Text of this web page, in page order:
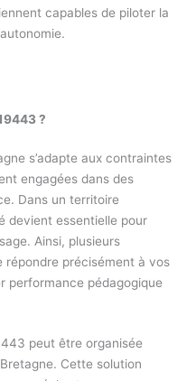
capables de piloter la
?
s’adapte aux contraintes
engagées dans des
Dans un territoire
devient essentielle pour
Ainsi, plusieurs
répondre précisément à vos
performance pédagogique
peut être organisée
Cette solution